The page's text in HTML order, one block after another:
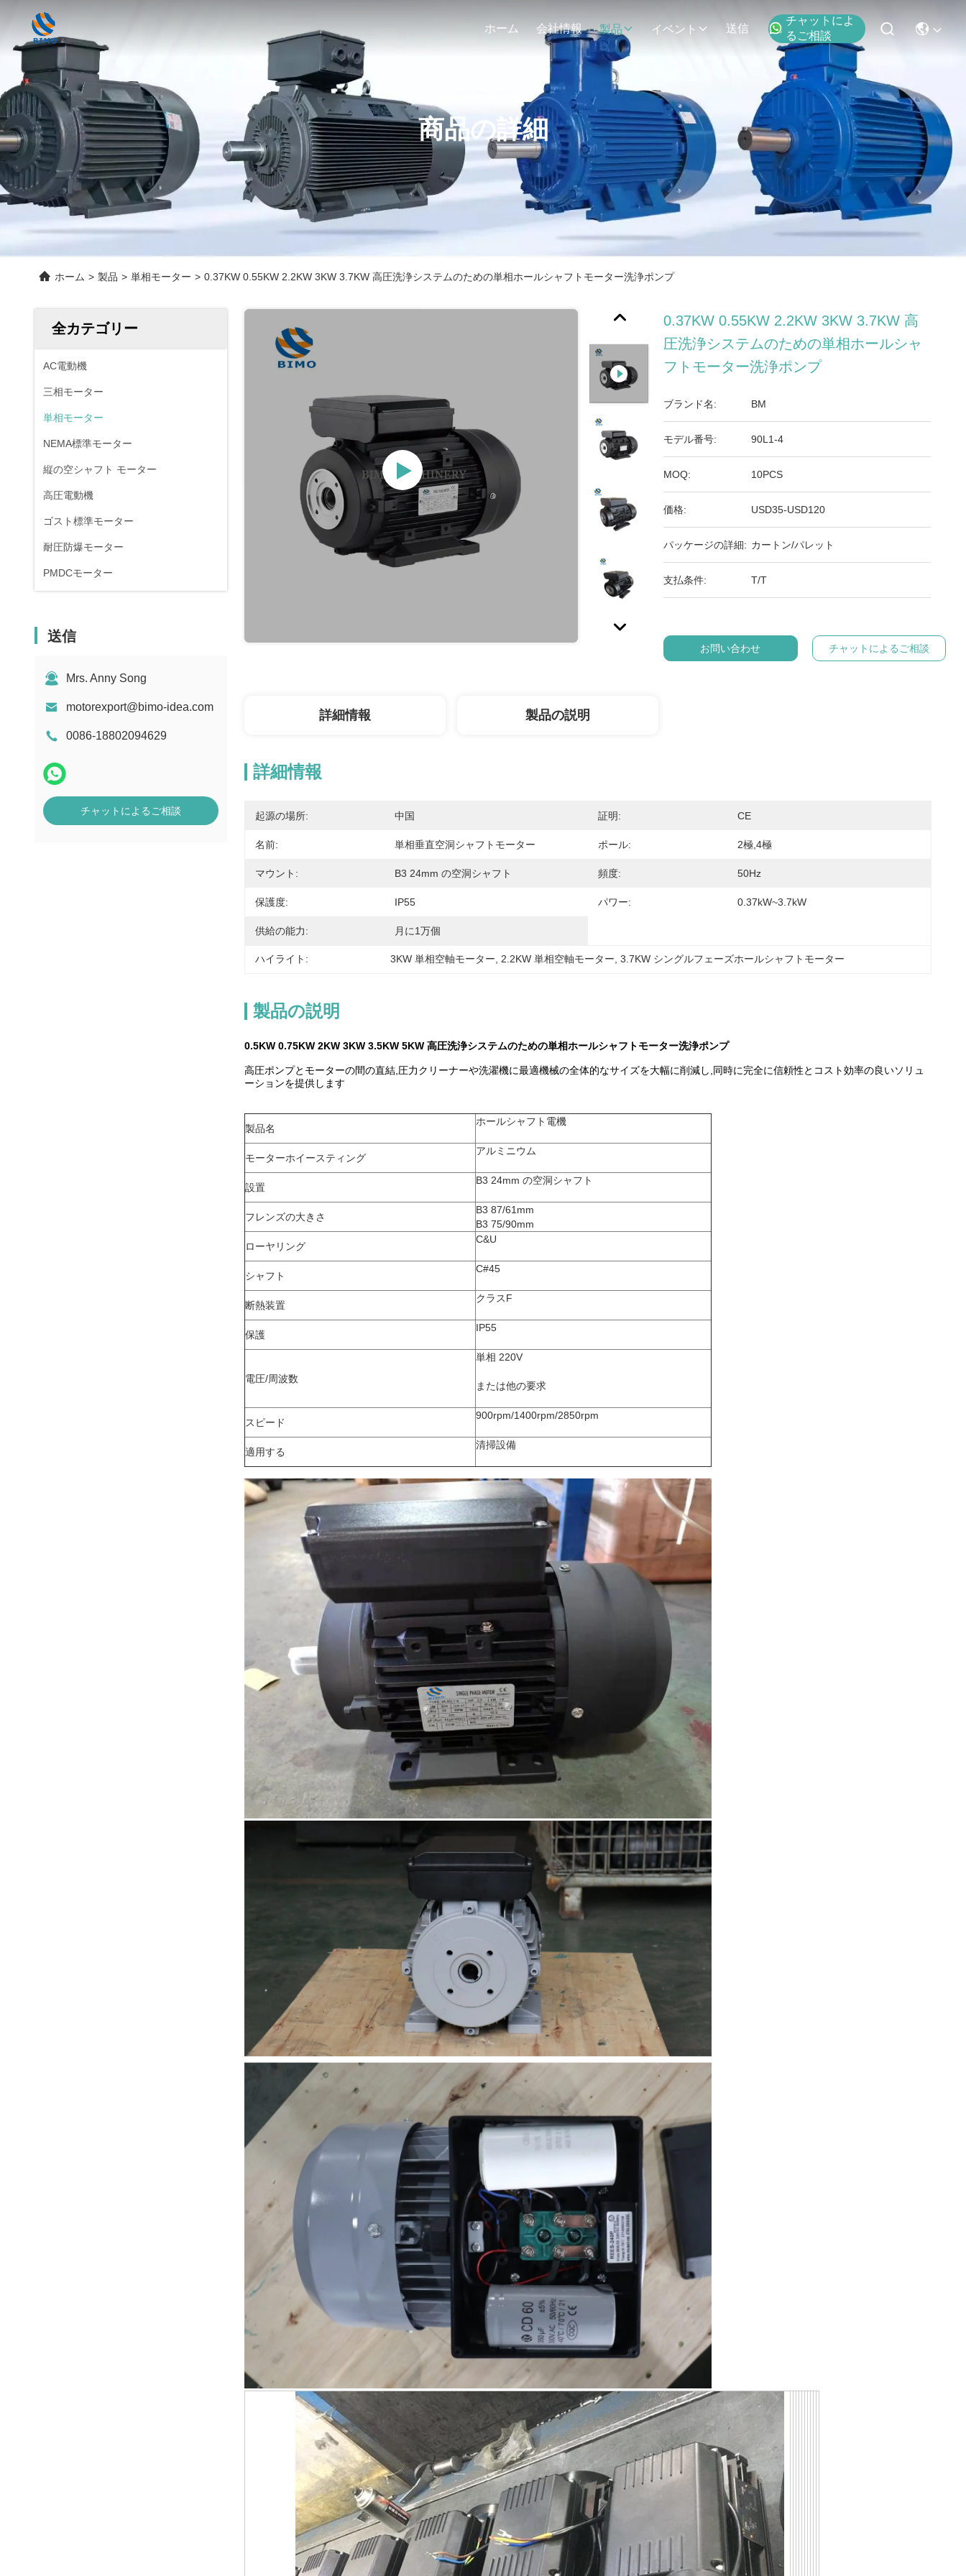
ホーム 会社情報 製品 イベント 送信
チャットによ
るご相談
商品の詳細
ホーム > 製品 > 単相モーター > 0.37KW 0.55KW 2.2KW 3KW 3.7KW 高圧洗浄システムのための単相ホールシャフトモーター洗浄ポンプ
全カテゴリー
AC電動機
三相モーター
単相モーター
NEMA標準モーター
縦の空シャフト モーター
高圧電動機
ゴスト標準モーター
耐圧防爆モーター
PMDCモーター
送信
Mrs. Anny Song
motorexport@bimo-idea.com
0086-18802094629
チャットによるご相談
0.37KW 0.55KW 2.2KW 3KW 3.7KW 高
圧洗浄システムのための単相ホールシャ
フトモーター洗浄ポンプ
ブランド名: BM
モデル番号: 90L1-4
MOQ: 10PCS
価格: USD35-USD120
パッケージの詳細: カートン/パレット
支払条件: T/T
お問い合わせ チャットによるご相談
詳細情報 製品の説明
詳細情報
起源の場所: 中国 証明: CE
名前: 単相垂直空洞シャフトモーター ポール: 2極,4極
マウント: B3 24mm の空洞シャフト 頻度: 50Hz
保護度: IP55 パワー: 0.37kW~3.7kW
供給の能力: 月に1万個
ハイライト: 3KW 単相空軸モーター 2.2KW 単相空軸モーター , 3.7KW シングルフェーズホールシャフトモーター
製品の説明
0.5KW 0.75KW 2KW 3KW 3.5KW 5KW 高圧洗浄システムのための単相ホールシャフトモーター洗浄ポンプ
高圧ポンプとモーターの間の直結,圧力クリーナーや洗濯機に最適機械の全体的なサイズを大幅に削減し,同時に完全に信頼性とコスト効率の良いソリュ
ーションを提供します
製品名
ホールシャフト電機
モーターホイースティング
アルミニウム
設置
B3 24mm の空洞シャフト
フレンズの大きさ
B3 87/61mm
B3 75/90mm
ローヤリング
C&U
シャフト
C#45
断熱装置
クラスF
保護
IP55
電圧/周波数
単相 220V
または他の要求
スピード
900rpm/1400rpm/2850rpm
適用する
清掃設備